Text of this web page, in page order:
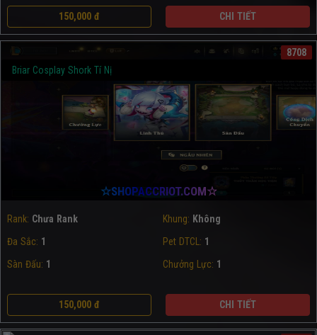
150,000 đ CHI TIẾT
Briar Cosplay Shork Tí Nị
8708
☆SHOPACCRIOT.COM☆
Rank: Chưa Rank Khung: Không
Đa Sắc: 1 Pet DTCL: 1
Sàn Đấu: 1 Chưởng Lực: 1
150,000 đ CHI TIẾT